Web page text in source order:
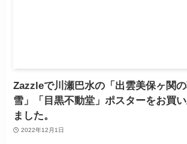
Zazzleで川瀬巴水の「出雲美保ヶ関
雪」「目黒不動堂」ポスターをお買
ました。
2022年12月1日